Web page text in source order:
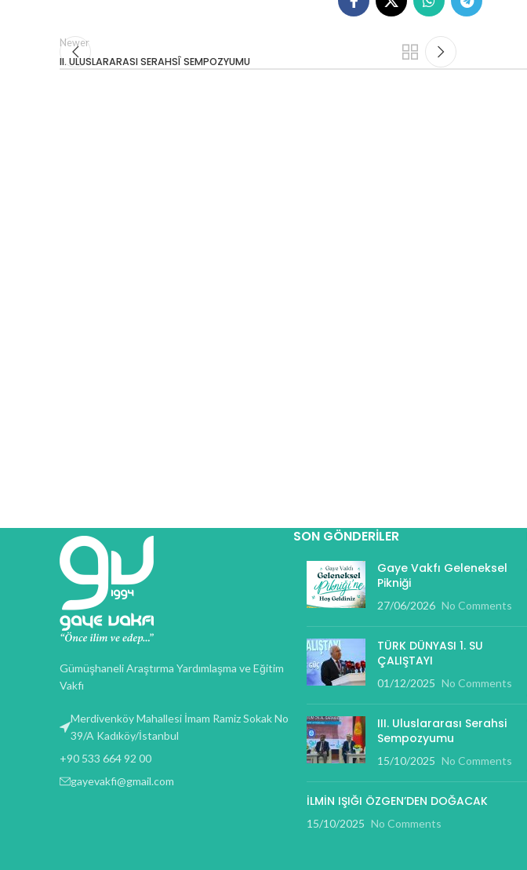
Newer
II. ULUSLARARASI SERAHSÎ SEMPOZYUMU
Gümüşhaneli Araştırma Yardımlaşma ve Eğitim
Vakfı
Merdivenköy Mahallesi İmam Ramiz Sokak No
39/A Kadıköy/İstanbul
+90 533 664 92 00
gayevakfi@gmail.com
SON GÖNDERILER
Gaye Vakfı Geleneksel
Pikniği
27/06/2026 No Comments
TÜRK DÜNYASI 1. SU
ÇALIŞTAYI
01/12/2025 No Comments
III. Uluslararası Serahsi
Sempozyumu
15/10/2025 No Comments
İLMİN IŞIĞI ÖZGEN’DEN DOĞACAK
15/10/2025 No Comments